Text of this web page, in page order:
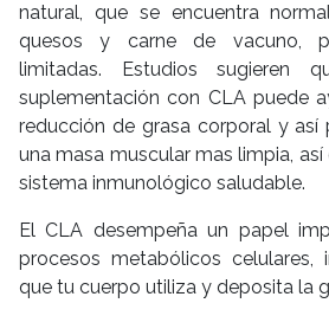
natural, que se encuentra
quesos y carne de vacuno,
limitadas. Estudios sugieren
suplementación con CLA puede
reducción de grasa corporal y así
una masa muscular mas limpia,
sistema inmunológico saludable.
El CLA desempeña un papel
procesos metabólicos celulares,
que tu cuerpo utiliza y deposita la